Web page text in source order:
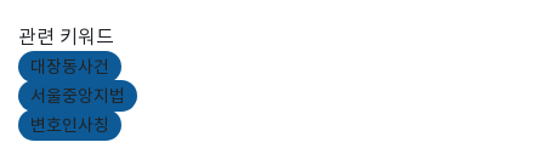
관련 키워드
대장동사건
서울중앙지법
변호인사칭